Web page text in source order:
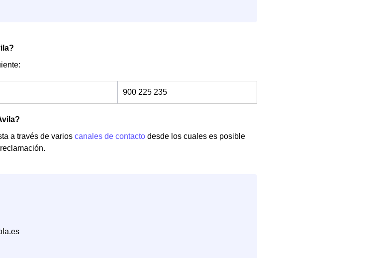
900 225 235
a través de varios canales de contacto desde los cuales es posible